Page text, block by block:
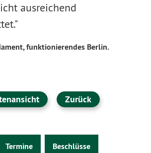
ausreichend
funktionierendes Berlin.
Zurück
Termine Beschlüsse